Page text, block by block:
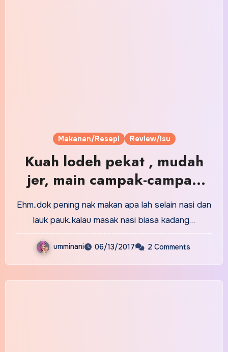
Makanan/Resepi Review/Isu
Kuah lodeh pekat , mudah
jer, main campak-campak
siap!
Ehm..dok pening nak makan apa lah selain nasi dan
lauk pauk..kalau masak nasi biasa kadang…
umminani 06/13/2017 2 Comments